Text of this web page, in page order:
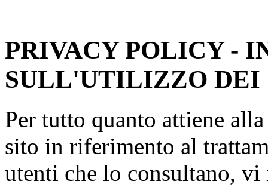
PRIVACY POLICY -
SULL'UTILIZZO DEI
Per tutto quanto attiene
sito in riferimento al
utenti che lo consultano,